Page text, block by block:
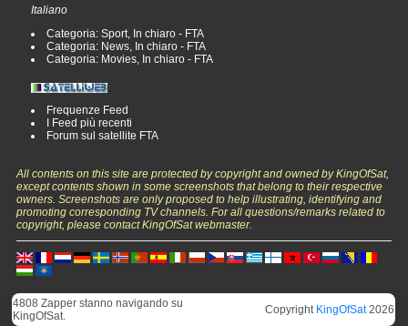
Italiano
Categoria: Sport, In chiaro - FTA
Categoria: News, In chiaro - FTA
Categoria: Movies, In chiaro - FTA
Frequenze Feed
I Feed più recenti
Forum sul satellite FTA
All contents on this site are protected by copyright and owned by KingOfSat,
except contents shown in some screenshots that belong to their respective
owners. Screenshots are only proposed to help illustrating, identifying and
promoting corresponding TV channels. For all questions/remarks related to
copyright, please contact KingOfSat webmaster.
4808 Zapper stanno navigando su
KingOfSat.
Copyright KingOfSat2026